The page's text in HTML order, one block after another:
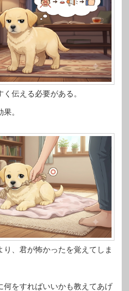
伝える必要がある。
。
り、君が怖かったを覚えてしま
何をすればいいかも教えてあげ